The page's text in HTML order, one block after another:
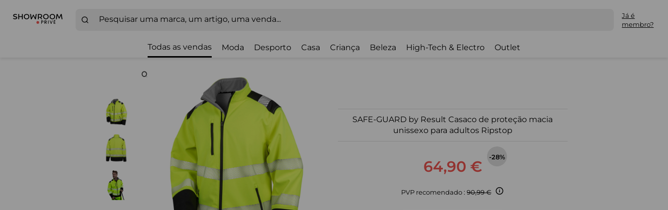
Já é
membro?
Todas as vendas Moda Desporto Casa Criança Beleza High-Tech & Electro Outlet
SAFE-GUARD by Result Casaco de proteção macia
unissexo para adultos Ripstop
64,90 €
-28%
PVP recomendado :90,99 €